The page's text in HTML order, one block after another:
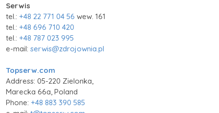
Serwis
tel.: +48 22 771 04 56 wew. 161
tel.: +48 696 710 420
tel.: +48 787 023 995
e-mail: serwis@zdrojownia.pl
Topserw.com
Address: 05-220 Zielonka,
Marecka 66a, Poland
Phone: +48 883 390 585